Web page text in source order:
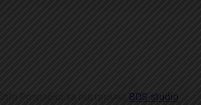
BDS-studio